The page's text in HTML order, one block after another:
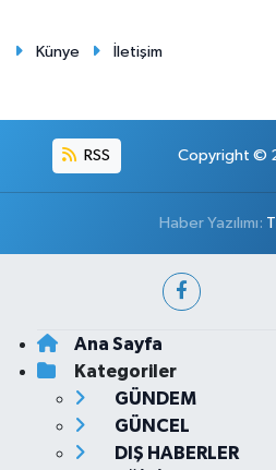
Künye İletişim
RSS Copyright ©
Haber Yazılımı:
Ana Sayfa
Kategoriler
GÜNDEM
GÜNCEL
DIŞ HABERLER